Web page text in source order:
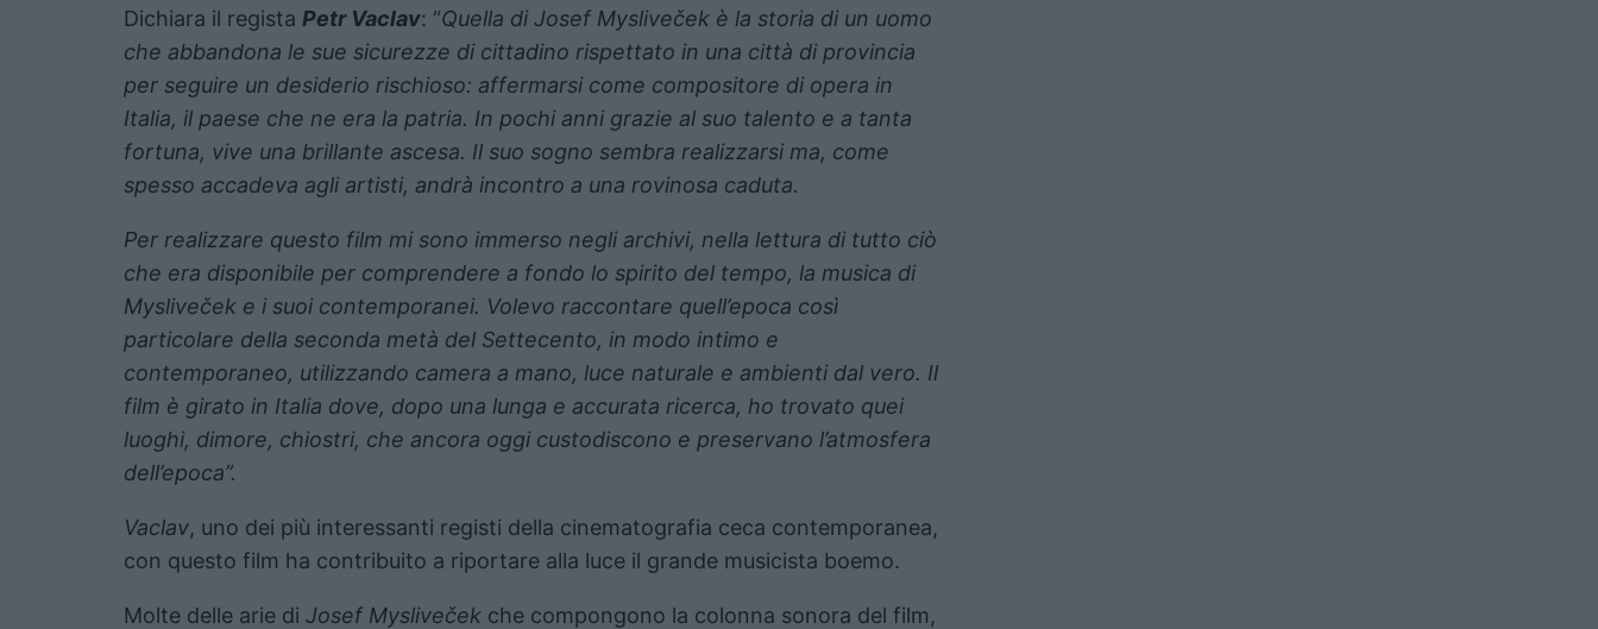
Dichiara il regista Petr Vaclav: “Quella di Josef Mysliveček è la storia di un uomo
che abbandona le sue sicurezze di cittadino rispettato in una città di provincia
per seguire un desiderio rischioso: affermarsi come compositore di opera in
Italia, il paese che ne era la patria. In pochi anni grazie al suo talento e a tanta
fortuna, vive una brillante ascesa. Il suo sogno sembra realizzarsi ma, come
spesso accadeva agli artisti, andrà incontro a una rovinosa caduta.
Per realizzare questo film mi sono immerso negli archivi, nella lettura di tutto ciò
che era disponibile per comprendere a fondo lo spirito del tempo, la musica di
Mysliveček e i suoi contemporanei. Volevo raccontare quell’epoca così
particolare della seconda metà del Settecento, in modo intimo e
contemporaneo, utilizzando camera a mano, luce naturale e ambienti dal vero. Il
film è girato in Italia dove, dopo una lunga e accurata ricerca, ho trovato quei
luoghi, dimore, chiostri, che ancora oggi custodiscono e preservano l’atmosfera
dell’epoca”.
Vaclav, uno dei più interessanti registi della cinematografia ceca contemporanea,
con questo film ha contribuito a riportare alla luce il grande musicista boemo.
Molte delle arie di Josef Mysliveček che compongono la colonna sonora del film,